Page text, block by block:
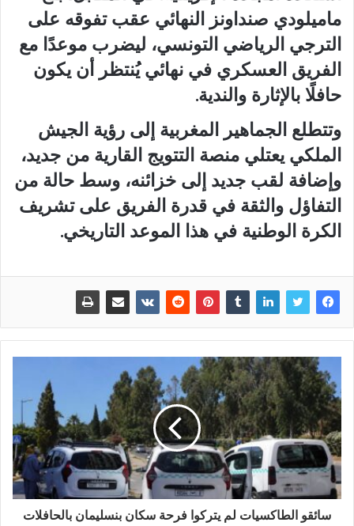
ماميلودي صنداونز النهائي عقب تفوقه على
الترجي الرياضي التونسي، ليضرب موعدًا مع
الفريق العسكري في نهائي يُنتظر أن يكون
حافلًا بالإثارة والندية.
وتتطلع الجماهير المغربية إلى رؤية الجيش
الملكي يعتلي منصة التتويج القارية من جديد،
وإضافة لقب جديد إلى خزائنه، وسط حالة من
التفاؤل والثقة في قدرة الفريق على تشريف
الكرة الوطنية في هذا الموعد التاريخي.
سائقو الطاكسيات لم يتركوا فرحة سكان بنسليمان بالحافلات